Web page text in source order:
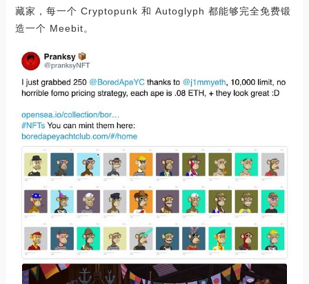
藏家，每一个 Cryptopunk 和 Autoglyph 都能够完全免费锻
造一个 Meebit。